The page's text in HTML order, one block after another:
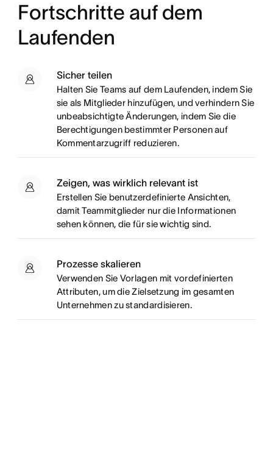
Fortschritte auf dem
Laufenden
Sicher teilen
Halten Sie Teams auf dem Laufenden, indem Sie
sie als Mitglieder hinzufügen, und verhindern Sie
unbeabsichtigte Änderungen, indem Sie die
Berechtigungen bestimmter Personen auf
Kommentarzugriff reduzieren.
Zeigen, was wirklich relevant ist
Erstellen Sie benutzerdefinierte Ansichten,
damit Teammitglieder nur die Informationen
sehen können, die für sie wichtig sind.
Prozesse skalieren
Verwenden Sie Vorlagen mit vordefinierten
Attributen, um die Zielsetzung im gesamten
Unternehmen zu standardisieren.